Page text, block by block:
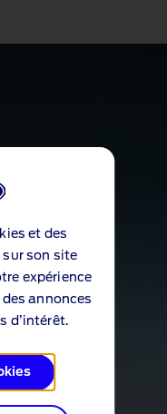
et des
son site
expérience
annonces
d’intérêt.